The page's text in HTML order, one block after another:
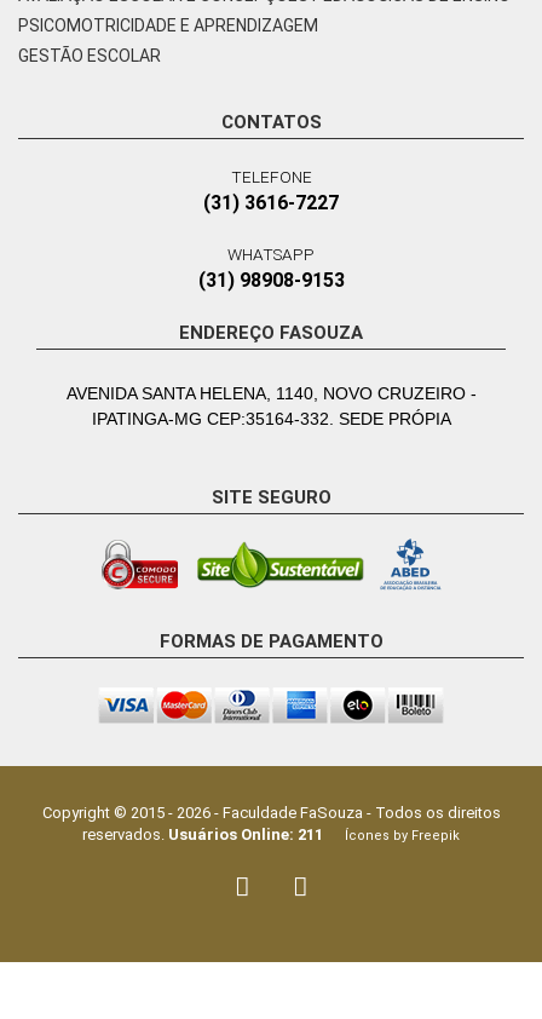
PSICOMOTRICIDADE E APRENDIZAGEM
GESTÃO ESCOLAR
CONTATOS
TELEFONE
(31) 3616-7227
WHATSAPP
(31) 98908-9153
ENDEREÇO FASOUZA
AVENIDA SANTA HELENA, 1140, NOVO CRUZEIRO -
IPATINGA-MG CEP:35164-332. SEDE PRÓPIA
SITE SEGURO
FORMAS DE PAGAMENTO
Copyright © 2015 - 2026- Faculdade FaSouza - Todos os direitos
reservados. Usuários Online: 211 Ícones by Freepik